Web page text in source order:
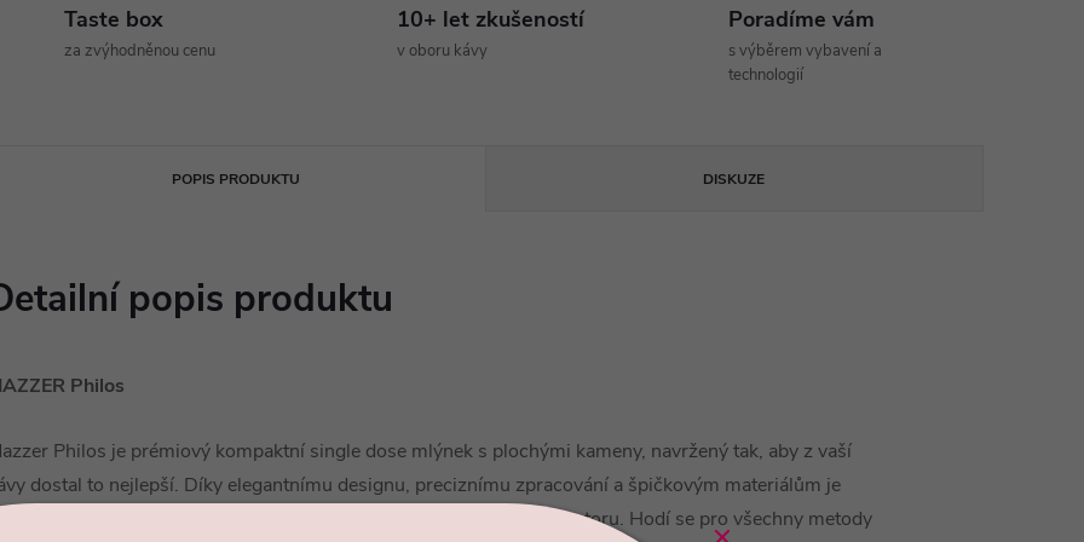
Taste box
za zvýhodněnou cenu
10+ let zkušeností
v oboru kávy
Poradíme vám
s výběrem vybavení a
technologií
POPIS PRODUKTU DISKUZE
popis produktu
Philos
Philos je prémiový kompaktní single dose mlýnek s plochými kameny, navržený tak, aby z vaší
dostal to nejlepší. Díky elegantnímu designu, preciznímu zpracování a špičkovým materiálům je
volbou pro náročné baristy, kteří hledají kvalitu i v menším prostoru. Hodí se pro všechny metody